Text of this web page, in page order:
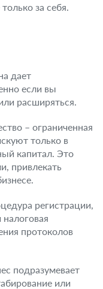
за себя.
дает
если вы
расширяться.
– ограниченная
только в
капитал. Это
привлекать
регистрации,
налоговая
протоколов
подразумевает
или